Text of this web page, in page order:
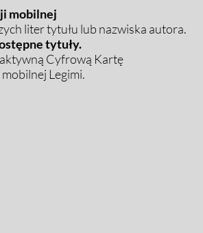
mobilnej
liter tytułu lub nazwiska autora.
tytuły.
aktywną Cyfrową Kartę
Legimi.